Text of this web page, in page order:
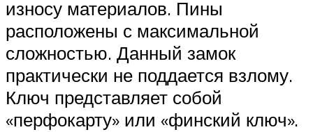
износу материалов. Пины
расположены с максимальной
сложностью. Данный замок
практически не поддается взлому.
Ключ представляет собой
«перфокарту» или «финский ключ».